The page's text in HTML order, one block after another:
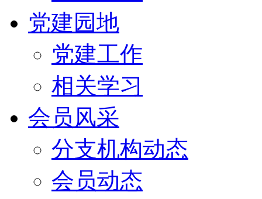
党建园地
党建工作
相关学习
会员风采
分支机构动态
会员动态